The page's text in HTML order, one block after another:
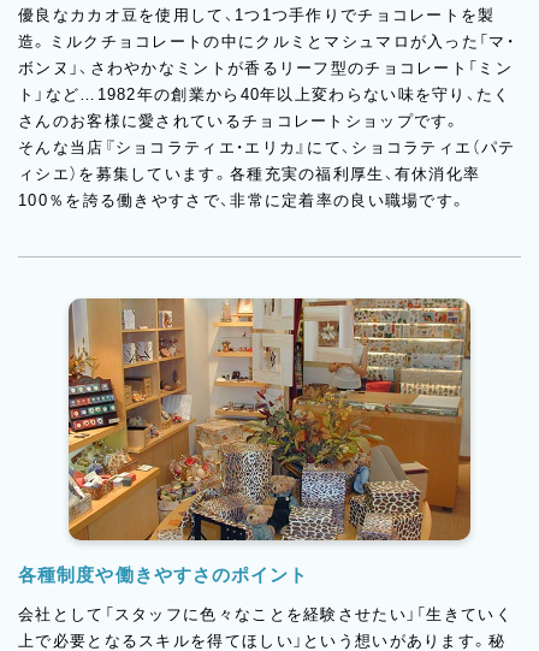
優良なカカオ豆を使用して、1つ1つ手作りでチョコレートを製
造。ミルクチョコレートの中にクルミとマシュマロが入った「マ・
ボンヌ」、さわやかなミントが香るリーフ型のチョコレート「ミン
ト」など…1982年の創業から40年以上変わらない味を守り、たく
さんのお客様に愛されているチョコレートショップです。
そんな当店『ショコラティエ・エリカ』にて、ショコラティエ（パテ
ィシエ）を募集しています。各種充実の福利厚生、有休消化率
100％を誇る働きやすさで、非常に定着率の良い職場です。
各種制度や働きやすさのポイント
会社として「スタッフに色々なことを経験させたい」「生きていく
上で必要となるスキルを得てほしい」という想いがあります。秘